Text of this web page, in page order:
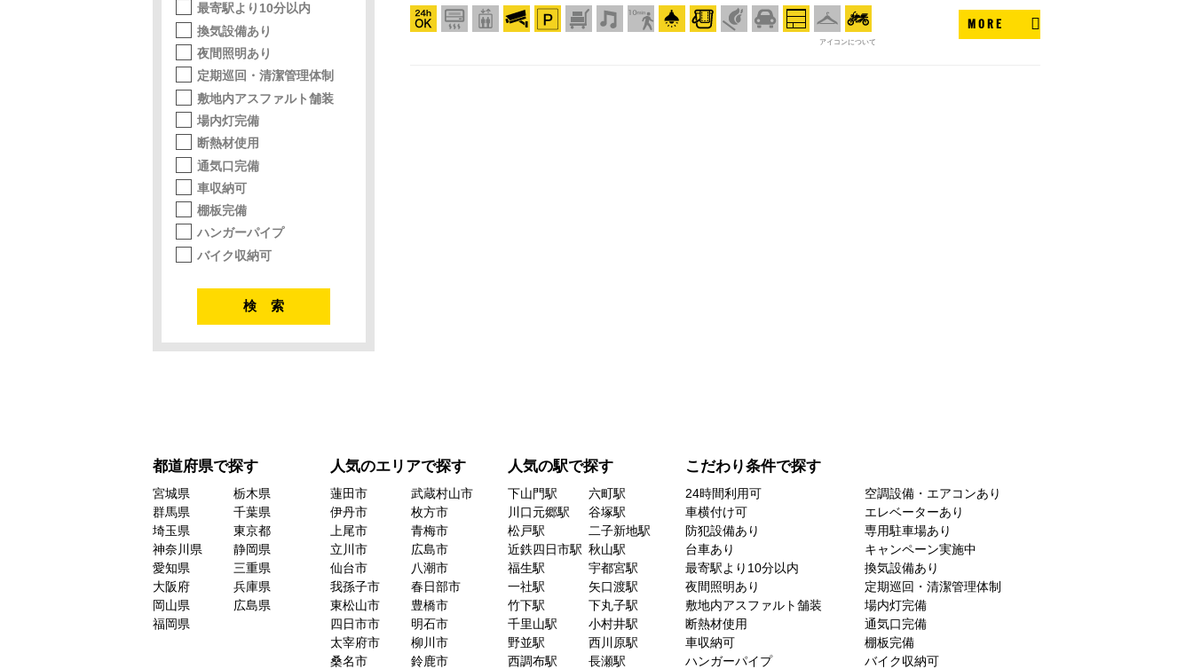
アイコンについて
MORE
最寄駅より10分以内
換気設備あり
夜間照明あり
定期巡回・清潔管理体制
敷地内アスファルト舗装
場内灯完備
断熱材使用
通気口完備
車収納可
棚板完備
ハンガーパイプ
バイク収納可
都道府県で探す
宮城県
栃木県
群馬県
千葉県
埼玉県
東京都
神奈川県
静岡県
愛知県
三重県
大阪府
兵庫県
岡山県
広島県
福岡県
人気のエリアで探す
蓮田市
武蔵村山市
伊丹市
枚方市
上尾市
青梅市
立川市
広島市
仙台市
八潮市
我孫子市
春日部市
東松山市
豊橋市
四日市市
明石市
太宰府市
柳川市
桑名市
鈴鹿市
人気の駅で探す
下山門駅
六町駅
川口元郷駅
谷塚駅
松戸駅
二子新地駅
近鉄四日市駅 秋山駅
福生駅
宇都宮駅
一社駅
矢口渡駅
竹下駅
下丸子駅
千里山駅
小村井駅
野並駅
西川原駅
西調布駅
長瀬駅
こだわり条件で探す
24時間利用可
空調設備・エアコンあり
車横付け可
エレベーターあり
防犯設備あり
専用駐車場あり
台車あり
キャンペーン実施中
最寄駅より10分以内
換気設備あり
夜間照明あり
定期巡回・清潔管理体制
敷地内アスファルト舗装
場内灯完備
断熱材使用
通気口完備
車収納可
棚板完備
ハンガーパイプ
バイク収納可